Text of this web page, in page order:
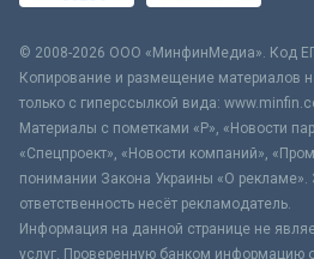
© 2008-2026 ООО «МинфинМедиа». Код
Копирование и размещение материалов
только с гиперссылкой вида:
Материалы с пометками «Р», «Новости
«Спецпроект», «Новости компаний»,
понимании Закона Украины «О
ответственность несёт рекламодатель.
Информация на данной странице не
услуг. Проверенную банком информацию